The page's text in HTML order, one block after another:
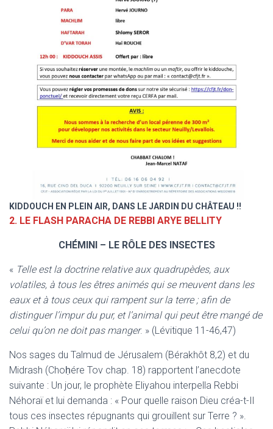
KIDDOUCH EN PLEIN AIR, DANS LE JARDIN DU CHÂTEAU !!
2. LE FLASH PARACHA DE REBBI ARYE BELLITY
CHÉMINI – LE RÔLE DES INSECTES
« Telle est la doctrine relative aux quadrupèdes, aux
volatiles, à tous les êtres animés qui se meuvent dans les
eaux et à tous ceux qui rampent sur la terre ; afin de
distinguer l’impur du pur, et l’animal qui peut être mangé de
celui qu’on ne doit pas manger. » (Lévitique 11-46,47)
Nos sages du Talmud de Jérusalem (Bérakhôt 8,2) et du
Midrash (Choḥére Tov chap. 18) rapportent l’anecdote
suivante : Un jour, le prophète Eliyahou interpella Rebbi
Néhoraï et lui demanda : « Pour quelle raison Dieu créa-t-Il
tous ces insectes répugnants qui grouillent sur Terre ? ».